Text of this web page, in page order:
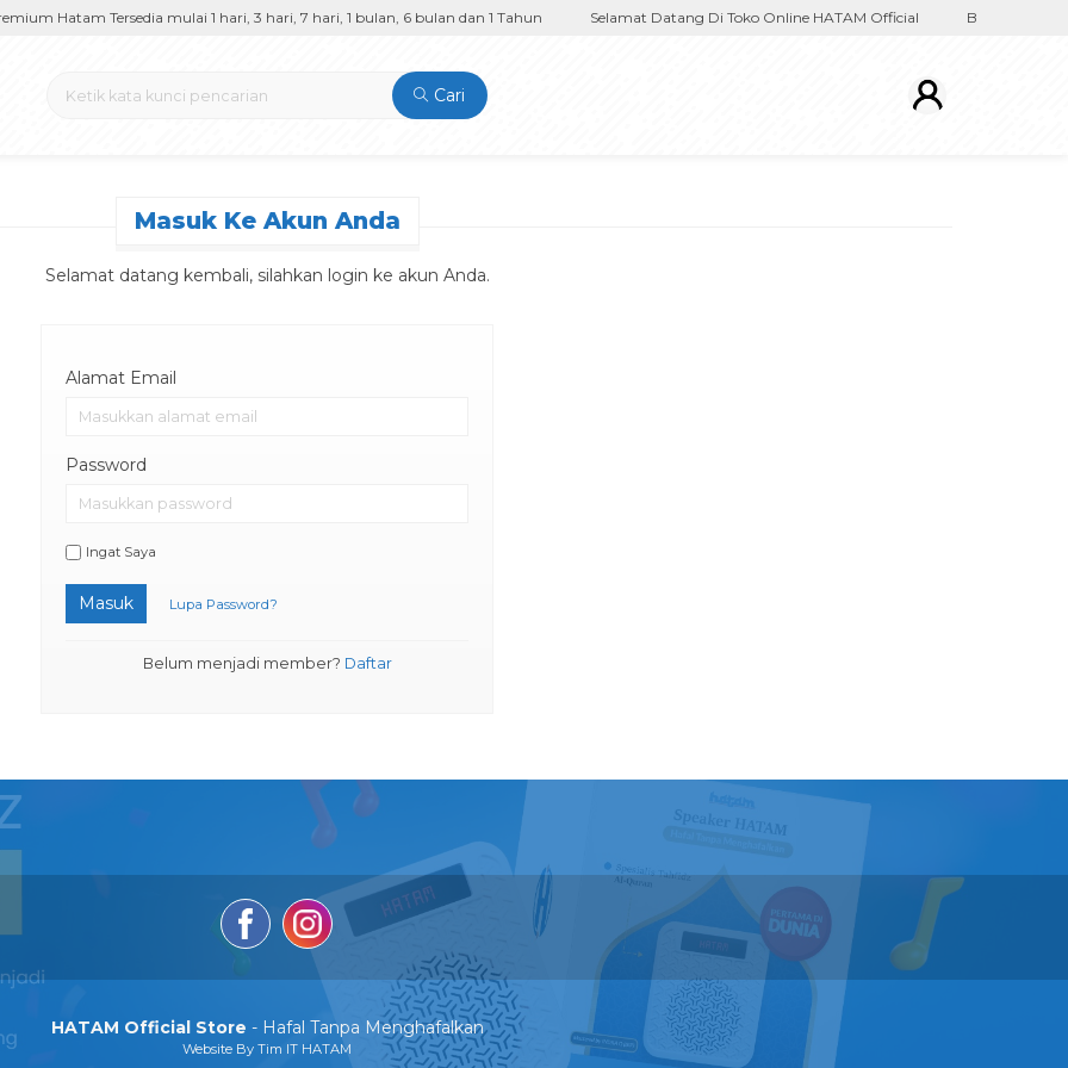
Hatam Tersedia mulai 1 hari, 3 hari, 7 hari, 1 bulan, 6 bulan dan 1 Tahun Selamat Datang Di Toko Online HATAM Official Buku Moza
Cari
Masuk Ke Akun Anda
Selamat datang kembali, silahkan login ke akun Anda.
Alamat Email
Password
Ingat Saya
Masuk Lupa Password?
Belum menjadi member? Daftar
HATAM Official Store - Hafal Tanpa Menghafalkan
Website By Tim IT HATAM